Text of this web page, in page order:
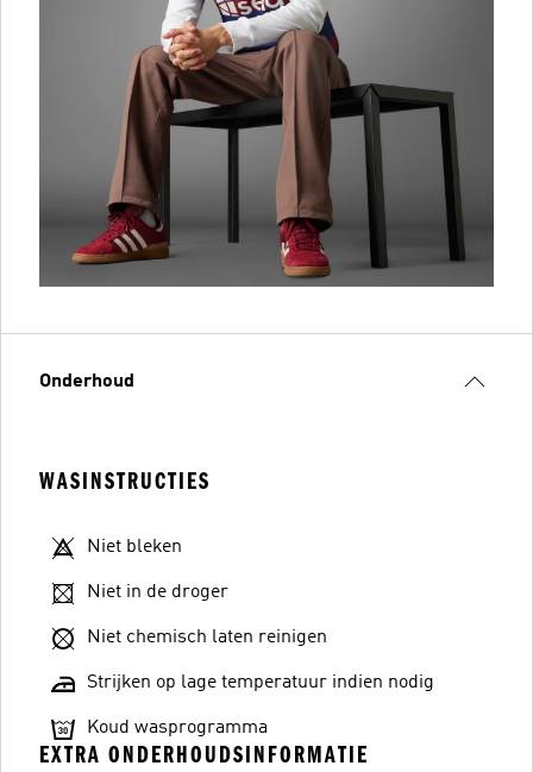
Onderhoud
WASINSTRUCTIES
Niet bleken
Niet in de droger
Niet chemisch laten reinigen
Strijken op lage temperatuur indien nodig
Koud wasprogramma
EXTRA ONDERHOUDSINFORMATIE